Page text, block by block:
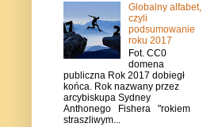
Globalny alfabet,
czyli
podsumowanie
roku 2017
Fot. CC0
domena
publiczna Rok 2017 dobiegł
końca. Rok nazwany przez
arcybiskupa Sydney
Anthonego Fishera "rokiem
straszliwym...